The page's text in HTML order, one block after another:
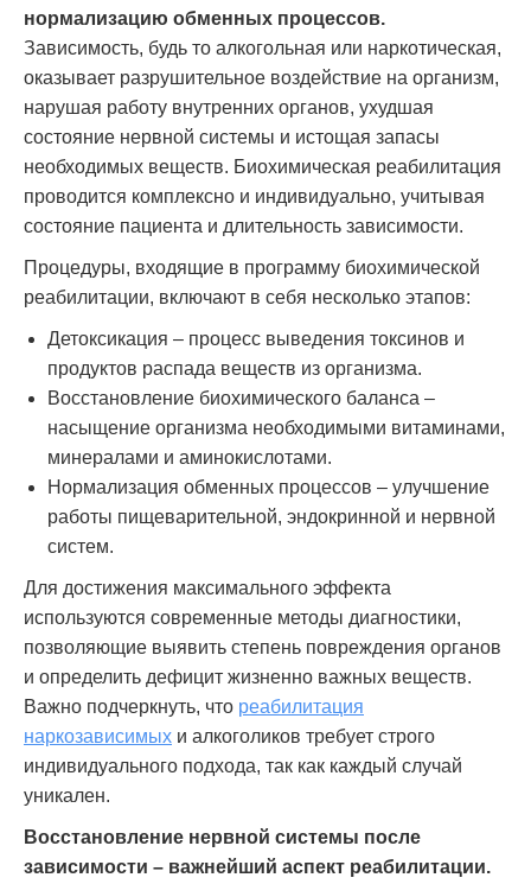
нормализацию обменных процессов.
Зависимость, будь то алкогольная или наркотическая,
оказывает разрушительное воздействие на организм,
нарушая работу внутренних органов, ухудшая
состояние нервной системы и истощая запасы
необходимых веществ. Биохимическая реабилитация
проводится комплексно и индивидуально, учитывая
состояние пациента и длительность зависимости.
Процедуры, входящие в программу биохимической
реабилитации, включают в себя несколько этапов:
Детоксикация – процесс выведения токсинов и
продуктов распада веществ из организма.
Восстановление биохимического баланса –
насыщение организма необходимыми витаминами,
минералами и аминокислотами.
Нормализация обменных процессов – улучшение
работы пищеварительной, эндокринной и нервной
систем.
Для достижения максимального эффекта
используются современные методы диагностики,
позволяющие выявить степень повреждения органов
и определить дефицит жизненно важных веществ.
Важно подчеркнуть, что реабилитация
наркозависимых и алкоголиков требует строго
индивидуального подхода, так как каждый случай
уникален.
Восстановление нервной системы после
зависимости – важнейший аспект реабилитации.